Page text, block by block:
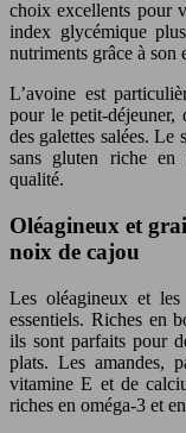
choix excellents pour
index glycémique
nutriments grâce à son
L’avoine est
pour le petit-déjeuner,
des galettes salées. Le
sans gluten riche en
qualité.
Oléagineux et
noix de cajou
Les oléagineux et les
essentiels. Riches en
ils sont parfaits pour
plats. Les amandes,
vitamine E et de
riches en oméga-3 et